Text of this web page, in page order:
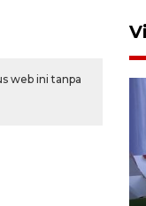
web ini tanpa